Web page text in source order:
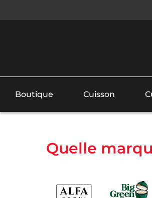
Boutique Cuisson
Quelle